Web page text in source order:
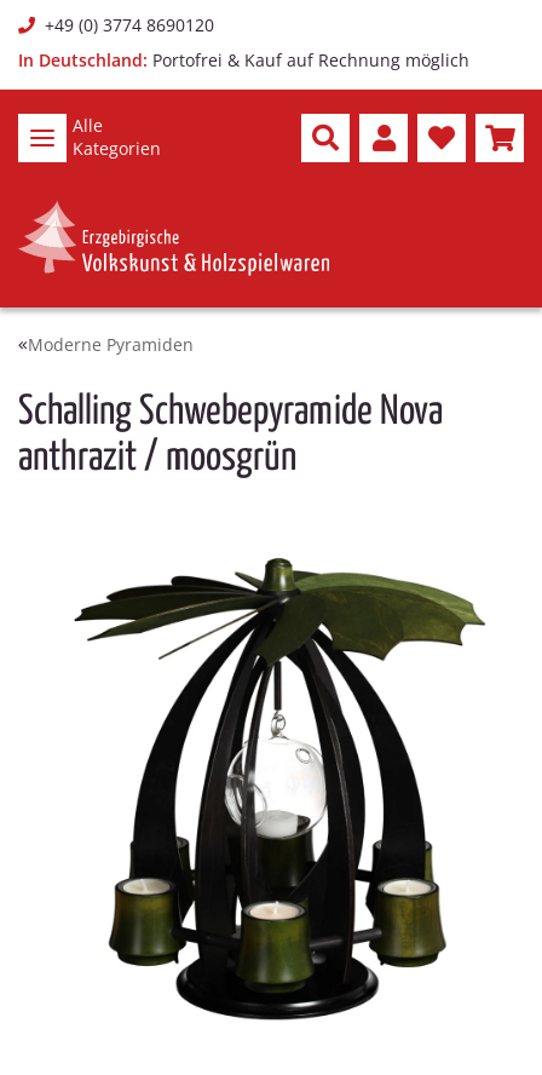
+49 (0) 3774 8690120
In Deutschland: Portofrei & Kauf auf Rechnung möglich
Alle
Kategorien
Moderne Pyramiden
Schalling Schwebepyramide Nova
anthrazit / moosgrün